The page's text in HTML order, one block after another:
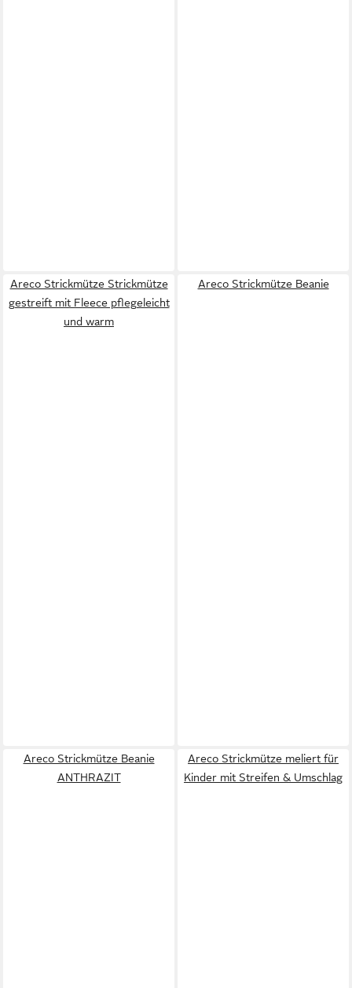
Areco Strickmütze Strickmütze
gestreift mit Fleece pflegeleicht
und warm
Areco Strickmütze Beanie
Areco Strickmütze Beanie
ANTHRAZIT
Areco Strickmütze meliert für
Kinder mit Streifen & Umschlag